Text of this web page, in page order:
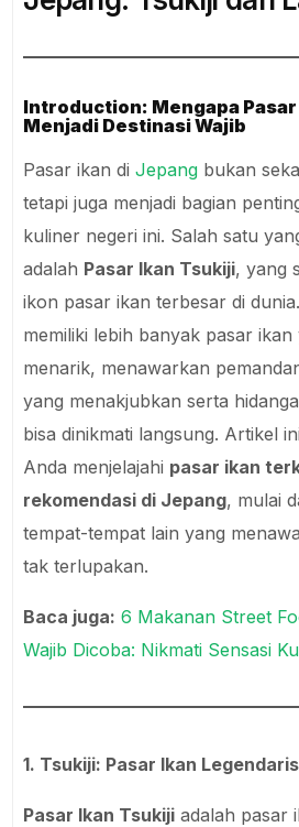
Introduction: Mengapa
Menjadi Destinasi Wajib
Pasar ikan diJepang bukan
tetapi juga menjadi bagian
kuliner negeri ini. Salah satu
adalah Pasar Ikan Tsukiji, yang
ikon pasar ikan terbesar di
memiliki lebih banyak pasar
menarik, menawarkan
yang menakjubkan serta
bisa dinikmati langsung. Artikel
Anda menjelajahi pasar ikan
rekomendasi di Jepang, mulai
tempat-tempat lain yang
tak terlupakan.
Baca juga: 6 Makanan Street
Wajib Dicoba: Nikmati Sensasi
1. Tsukiji: Pasar Ikan
Pasar Ikan Tsukiji adalah pasar